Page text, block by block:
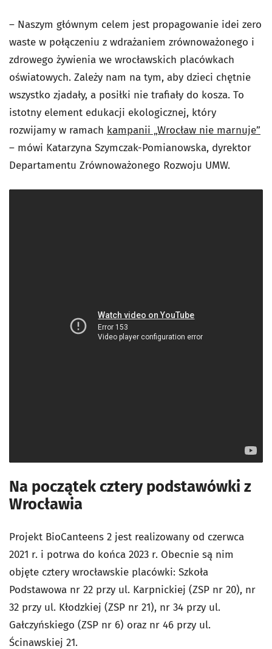
– Naszym głównym celem jest propagowanie idei zero
waste w połączeniu z wdrażaniem zrównoważonego i
zdrowego żywienia we wrocławskich placówkach
oświatowych. Zależy nam na tym, aby dzieci chętnie
wszystko zjadały, a posiłki nie trafiały do kosza. To
istotny element edukacji ekologicznej, który
rozwijamy w ramach kampanii „Wrocław nie marnuje”
– mówi Katarzyna Szymczak-Pomianowska, dyrektor
Departamentu Zrównoważonego Rozwoju UMW.
Na początek cztery podstawówki z
Wrocławia
Projekt BioCanteens 2 jest realizowany od czerwca
2021 r. i potrwa do końca 2023 r. Obecnie są nim
objęte cztery wrocławskie placówki: Szkoła
Podstawowa nr 22 przy ul. Karpnickiej (ZSP nr 20), nr
32 przy ul. Kłodzkiej (ZSP nr 21), nr 34 przy ul.
Gałczyńskiego (ZSP nr 6) oraz nr 46 przy ul.
Ścinawskiej 21.